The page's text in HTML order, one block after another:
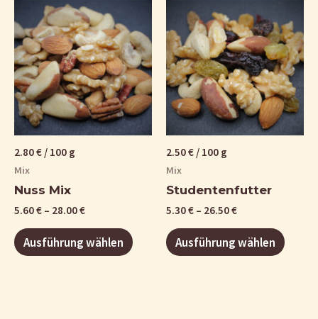
2.80€ / 100 g
Mix
Nuss Mix
5.60€ – 28.00€
Ausführung wählen
2.50€ / 100 g
Mix
Studentenfutter
5.30€ – 26.50€
Ausführung wählen